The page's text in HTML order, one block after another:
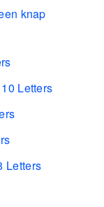
knap
Letters
Letters